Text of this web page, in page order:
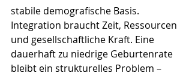
stabile demografische Basis.
Integration braucht Zeit, Ressourcen
und gesellschaftliche Kraft. Eine
dauerhaft zu niedrige Geburtenrate
bleibt ein strukturelles Problem –